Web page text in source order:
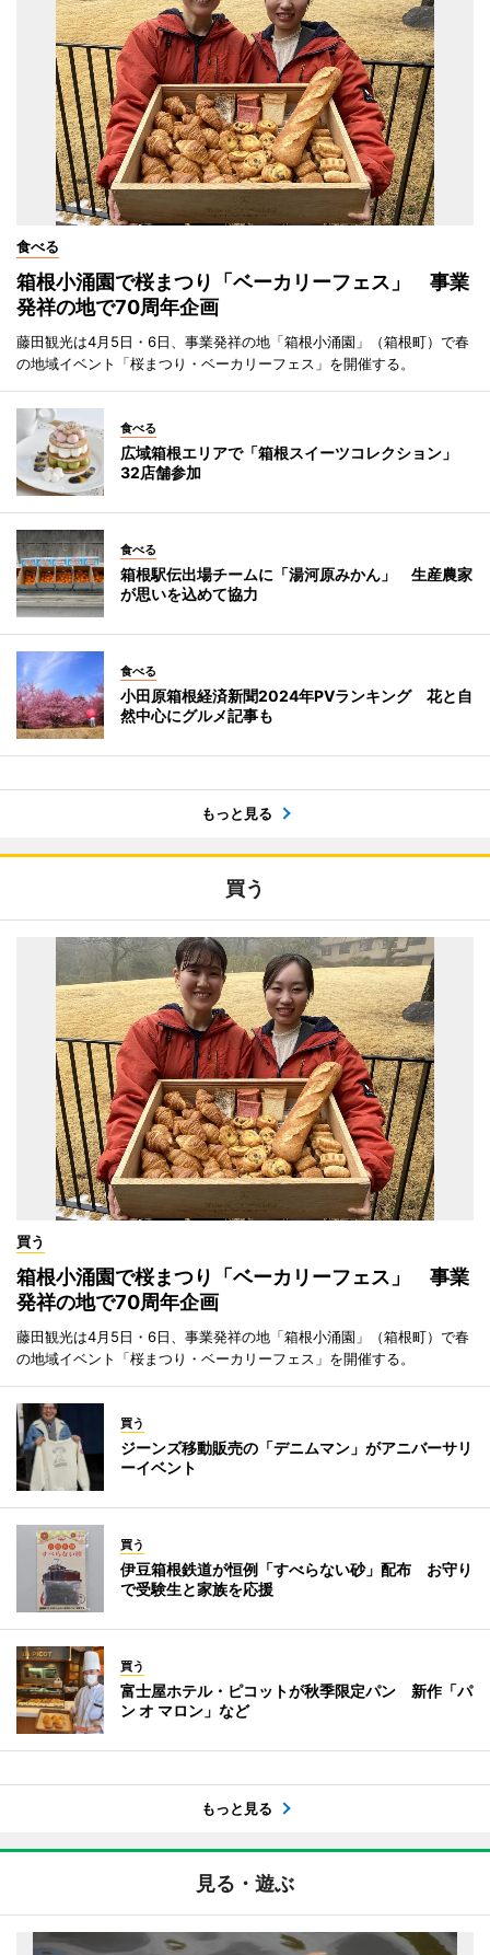
食べる
箱根小涌園で桜まつり「ベーカリーフェス」 事業
発祥の地で70周年企画
藤田観光は4月5日・6日、事業発祥の地「箱根小涌園」（箱根町）で春
の地域イベント「桜まつり・ベーカリーフェス」を開催する。
食べる
広域箱根エリアで「箱根スイーツコレクション」
32店舗参加
食べる
箱根駅伝出場チームに「湯河原みかん」 生産農家
が思いを込めて協力
食べる
小田原箱根経済新聞2024年PVランキング 花と自
然中心にグルメ記事も
もっと見る
買う
買う
箱根小涌園で桜まつり「ベーカリーフェス」 事業
発祥の地で70周年企画
藤田観光は4月5日・6日、事業発祥の地「箱根小涌園」（箱根町）で春
の地域イベント「桜まつり・ベーカリーフェス」を開催する。
買う
ジーンズ移動販売の「デニムマン」がアニバーサリ
ーイベント
買う
伊豆箱根鉄道が恒例「すべらない砂」配布 お守り
で受験生と家族を応援
買う
富士屋ホテル・ピコットが秋季限定パン 新作「パ
ン オ マロン」など
もっと見る
見る・遊ぶ